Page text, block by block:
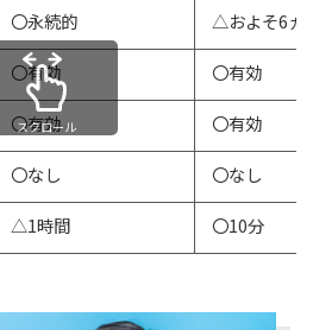
〇永続的 △およそ6ヵ
〇有効 〇有効
〇有効 〇有効
〇なし 〇なし
△1時間 〇10分
スクロール